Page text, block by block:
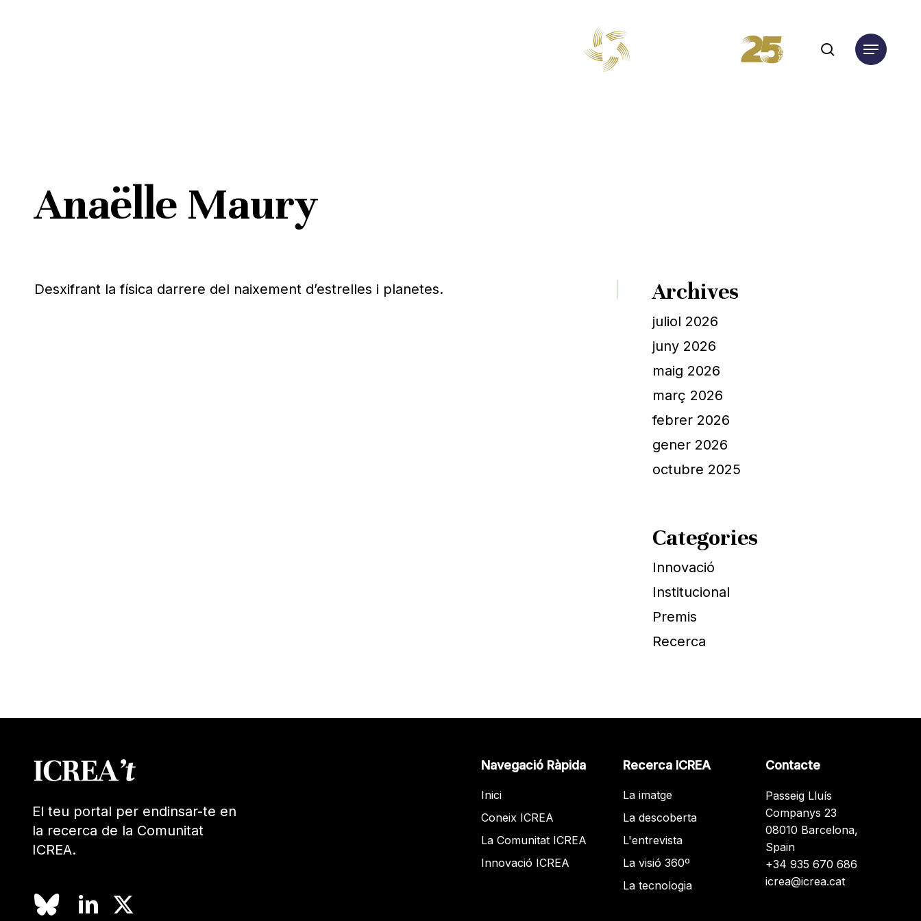
search
Menu
Anaëlle Maury
Desxifrant la física darrere del naixement d’estrelles i planetes. Archives
juliol 2026
juny 2026
maig 2026
març 2026
febrer 2026
gener 2026
octubre 2025
Categories
Innovació
Institucional
Premis
Recerca
El teu portal per endinsar-te en
la recerca de la Comunitat
ICREA.
Navegació Ràpida
Inici
Coneix ICREA
La Comunitat ICREA
Innovació ICREA
Recerca ICREA
La imatge
La descoberta
L'entrevista
La visió 360º
La tecnologia
Contacte
Passeig Lluís
Companys 23
08010 Barcelona,
Spain
+34 935 670 686
icrea@icrea.cat